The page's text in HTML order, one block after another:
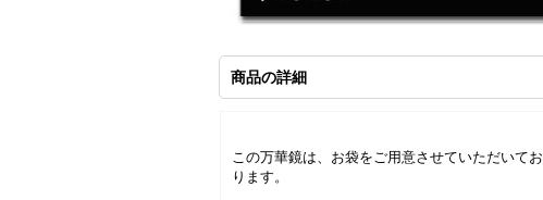
商品の詳細
この万華鏡は、お袋をご用意させていただいてお
ります。